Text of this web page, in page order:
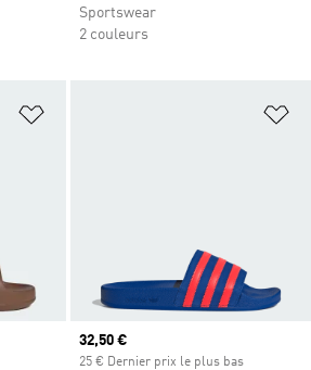
Sportswear
2 couleurs
Ajouter à la Liste de produits
Prix actuel
32,50 €
25 € Dernier prix le plus bas